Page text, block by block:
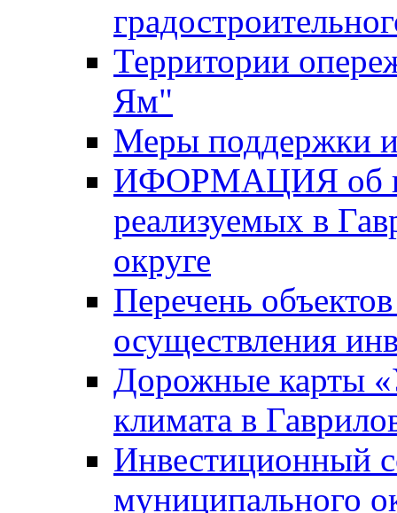
Территории
Ям"
Меры поддержки
ИФОРМАЦИЯ об
реализуемых в
округе
Перечень
осуществления
Дорожные карты
климата в
Инвестиционный
муниципального